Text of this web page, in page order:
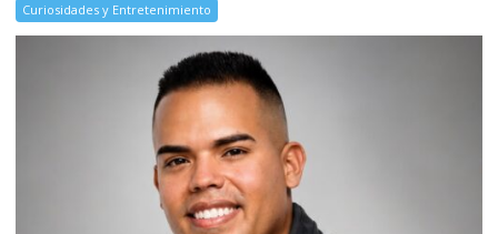
Curiosidades y Entretenimiento